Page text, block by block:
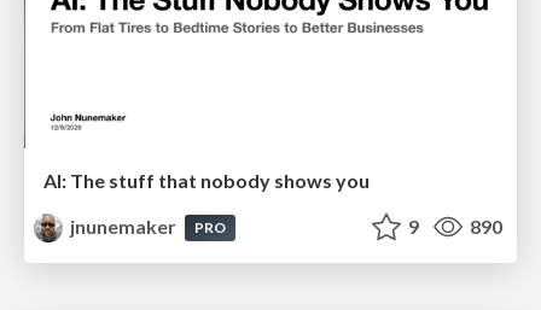
AI: The stuff that nobody shows you
jnunemaker
PRO 9 890